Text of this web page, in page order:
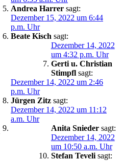
Andrea Harrer sagt:
Dezember 15, 2022 um 6:44
p.m. Uhr
Beate Kisch sagt:
Dezember 14, 2022
um 4:32 p.m. Uhr
Gerti u. Christian
Stimpfl sagt:
Dezember 14, 2022 um 2:46
p.m. Uhr
Jürgen Zitz sagt:
Dezember 14, 2022 um 11:12
a.m. Uhr
Anita Snieder sagt:
Dezember 14, 2022
um 10:50 a.m. Uhr
Stefan Teveli sagt: